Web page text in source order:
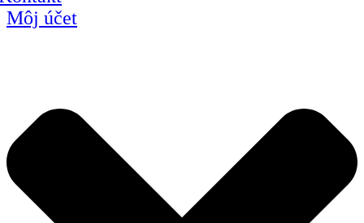
Môj účet